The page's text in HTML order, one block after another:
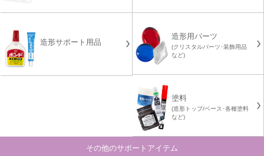
造形サポート用品
造形用パーツ
(クリスタルパーツ･装飾用品
など)
塗料
(造形トップ/ベース･各種塗料
など)
その他のサポートアイテム